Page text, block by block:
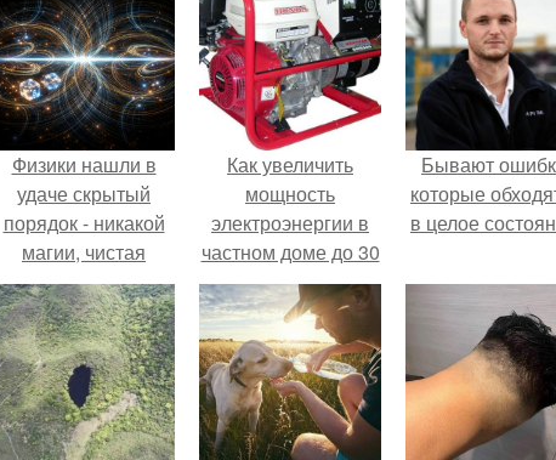
Физики нашли в
удаче скрытый
порядок - никакой
магии, чистая
квантовая
механика.
Как увеличить
мощность
электроэнергии в
частном доме до 30
квт. Как
производится
увеличение
мощности
электроэнергии для
частных домов
Бывают
которые
в целое